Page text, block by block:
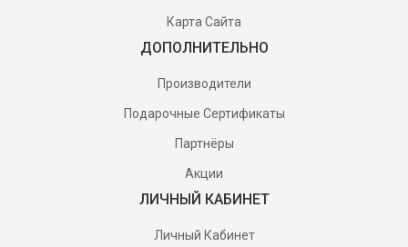
Карта Сайта
ДОПОЛНИТЕЛЬНО
Производители
Подарочные Сертификаты
Партнёры
Акции
ЛИЧНЫЙ КАБИНЕТ
Личный Кабинет